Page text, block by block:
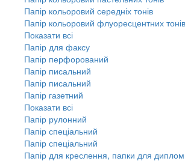
Папір кольоровий середніх тонів
Папір кольоровий флуоресцентних тонів
Показати всі
Папір для факсу
Папір перфорований
Папір писальний
Папір писальний
Папір газетний
Показати всі
Папір рулонний
Папір спеціальний
Папір спеціальний
Папір для креслення, папки для